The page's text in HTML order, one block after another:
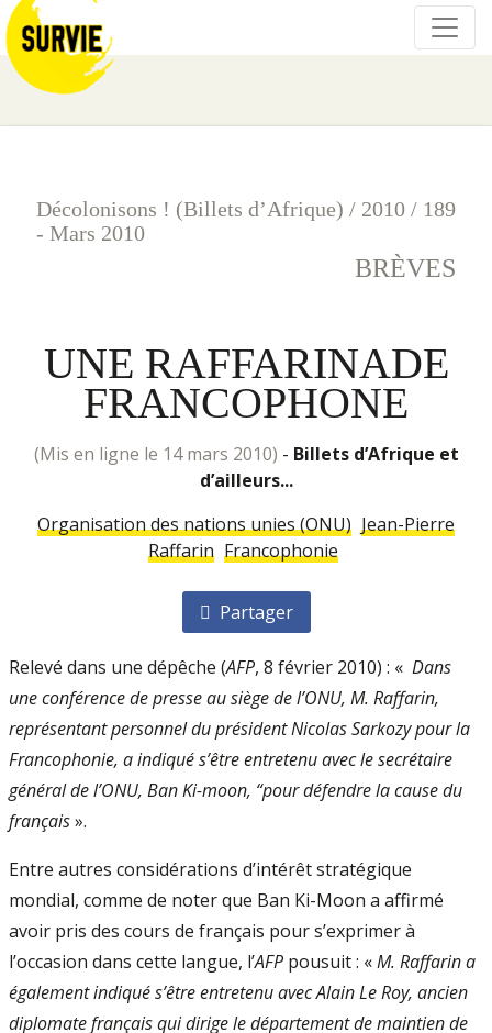
Décolonisons ! (Billets d’Afrique) / 2010 / 189
- Mars 2010
BRÈVES
UNE RAFFARINADE
FRANCOPHONE
(mis en ligne le 14 mars 2010) - Billets d’Afrique et
d’ailleurs...
Organisation des nations unies (ONU) Jean-Pierre
Raffarin Francophonie
Partager
Relevé dans une dépêche (AFP, 8 février 2010) : « Dans
une conférence de presse au siège de l’ONU, M. Raffarin,
représentant personnel du président Nicolas Sarkozy pour la
Francophonie, a indiqué s’être entretenu avec le secrétaire
général de l’ONU, Ban Ki-moon, “pour défendre la cause du
français».
Entre autres considérations d’intérêt stratégique
mondial, comme de noter que Ban Ki-Moon a affirmé
avoir pris des cours de français pour s’exprimer à
l’occasion dans cette langue, l’AFP pousuit : «M. Raffarin a
également indiqué s’être entretenu avec Alain Le Roy, ancien
diplomate français qui dirige le département de maintien de